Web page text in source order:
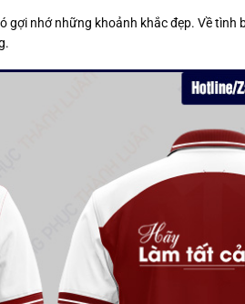
gợi nhớ những khoảnh khắc đẹp. Về tình